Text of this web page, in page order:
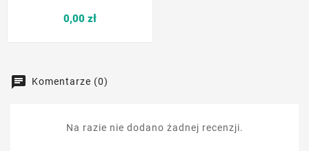
0,00 złCena
Komentarze (0)
Na razie nie dodano żadnej recenzji.